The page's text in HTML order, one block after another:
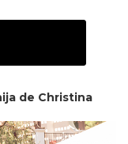
de Christina